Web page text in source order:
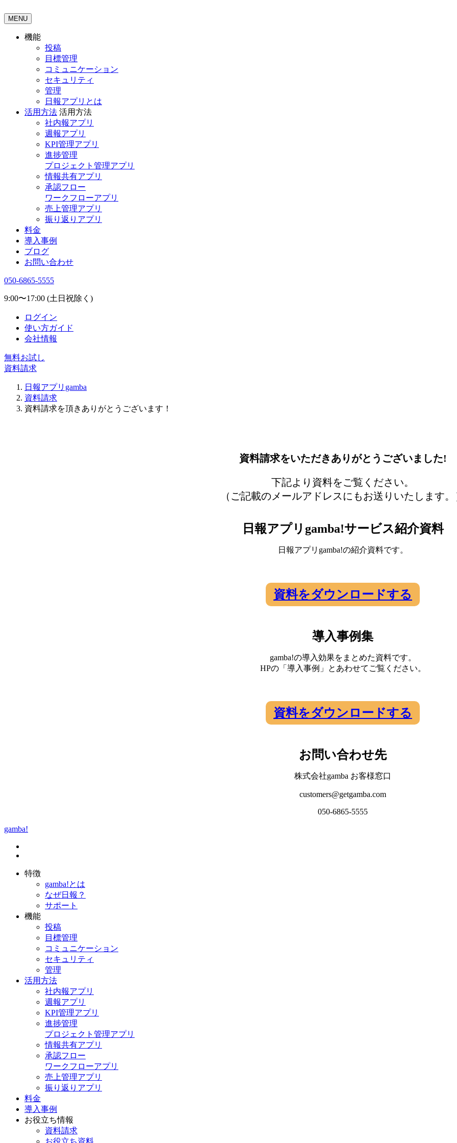
MENU
機能
投稿
目標管理
コミュニケーション
セキュリティ
管理
日報アプリとは
活用方法 活用方法
社内報アプリ
週報アプリ
KPI管理アプリ
進捗管理
プロジェクト管理アプリ
情報共有アプリ
承認フロー
ワークフローアプリ
売上管理アプリ
振り返りアプリ
料金
導入事例
ブログ
お問い合わせ
050-6865-5555
9:00〜17:00 (土日祝除く)
ログイン
使い方ガイド
会社情報
無料お試し
資料請求
日報アプリgamba
資料請求
資料請求を頂きありがとうございます！
資料請求をいただきありがとうございました!
下記より資料をご覧ください。
（ご記載のメールアドレスにもお送りいたします
日報アプリgamba!サービス紹介資料
日報アプリgamba!の紹介資料です。
資料をダウンロードする
導入事例集
gamba!の導入効果をまとめた資料です。
HPの「導入事例」とあわせてご覧ください。
資料をダウンロードする
お問い合わせ先
株式会社gamba お客様窓口
customers@getgamba.com
050-6865-5555
gamba!
特徴
gamba!とは
なぜ日報？
サポート
機能
投稿
目標管理
コミュニケーション
セキュリティ
管理
活用方法
社内報アプリ
週報アプリ
KPI管理アプリ
進捗管理
プロジェクト管理アプリ
情報共有アプリ
承認フロー
ワークフローアプリ
売上管理アプリ
振り返りアプリ
料金
導入事例
お役立ち情報
資料請求
お役立ち資料